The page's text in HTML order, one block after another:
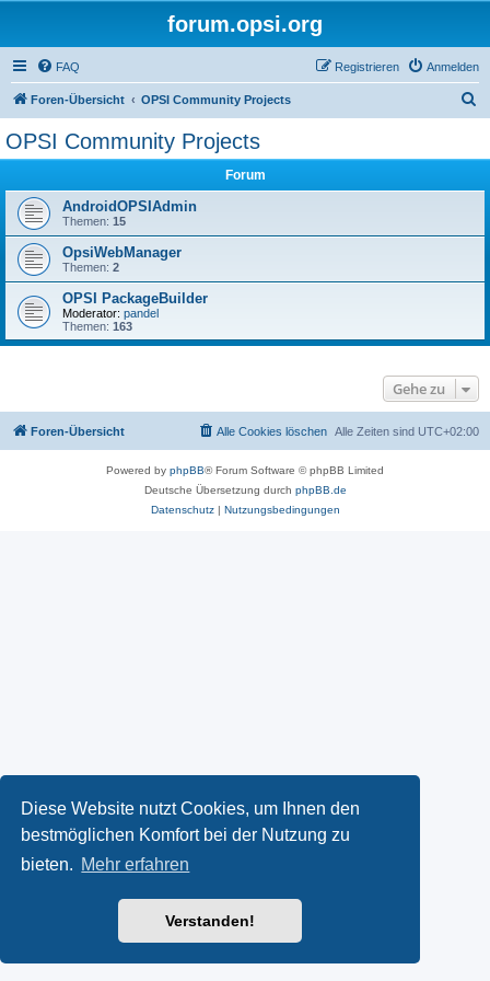
Diese Website nutzt Cookies, um Ihnen den
bestmöglichen Komfort bei der Nutzung zu
bieten. Mehr erfahren
Verstanden!
forum.opsi.org
FAQ Anmelden
Registrieren
Foren-Übersicht OPSI Community Projects
OPSI Community Projects
Forum
AndroidOPSIAdmin
Themen: 15
OpsiWebManager
Themen: 2
OPSI PackageBuilder
Moderator: pandel
Themen: 163
Gehe zu
Foren-Übersicht Alle Zeiten sind UTC+02:00
Alle Cookies löschen
Powered by phpBB® Forum Software © phpBB Limited
Deutsche Übersetzung durch phpBB.de
Datenschutz| Nutzungsbedingungen